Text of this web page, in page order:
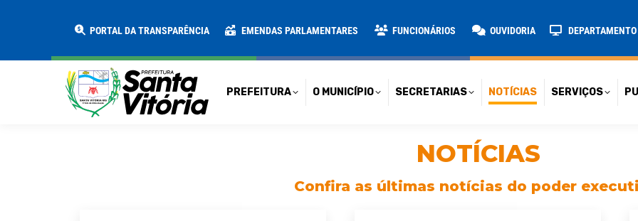
PORTAL DA TRANSPARÊNCIA EMENDAS PARLAMENTARES FUNCIONÁRIOS OUVIDORIA
PREFEITURA O MUNICÍPIO SECRETARIAS NOTÍCIAS SERVIÇOS
NOTÍCIAS
Confira as últimas notícias do poder